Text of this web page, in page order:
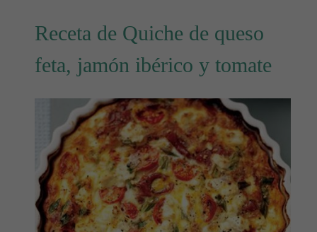
Receta de Quiche de queso
feta, jamón ibérico y tomate